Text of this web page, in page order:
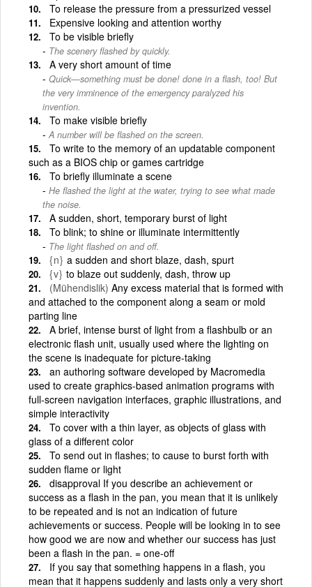
To release the pressure from a pressurized vessel
Expensive looking and attention worthy
To be visible briefly
The scenery flashed by quickly.
A very short amount of time
Quick—something must be done! done in a flash, too! But
the very imminence of the emergency paralyzed his
invention.
To make visible briefly
A number will be flashed on the screen.
To write to the memory of an updatable component
such as a BIOS chip or games cartridge
To briefly illuminate a scene
He flashed the light at the water, trying to see what made
the noise.
A sudden, short, temporary burst of light
To blink; to shine or illuminate intermittently
The light flashed on and off.
{n} a sudden and short blaze, dash, spurt
{v} to blaze out suddenly, dash, throw up
(Mühendislik) Any excess material that is formed with
and attached to the component along a seam or mold
parting line
A brief, intense burst of light from a flashbulb or an
electronic flash unit, usually used where the lighting on
the scene is inadequate for picture-taking
an authoring software developed by Macromedia
used to create graphics-based animation programs with
full-screen navigation interfaces, graphic illustrations, and
simple interactivity
To cover with a thin layer, as objects of glass with
glass of a different color
To send out in flashes; to cause to burst forth with
sudden flame or light
disapproval If you describe an achievement or
success as a flash in the pan, you mean that it is unlikely
to be repeated and is not an indication of future
achievements or success. People will be looking in to see
how good we are now and whether our success has just
been a flash in the pan. = one-off
If you say that something happens in a flash, you
mean that it happens suddenly and lasts only a very short